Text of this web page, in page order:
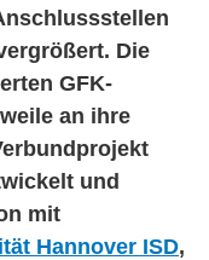
Die
GFK-
an ihre
und
mit
Hannover ISD,